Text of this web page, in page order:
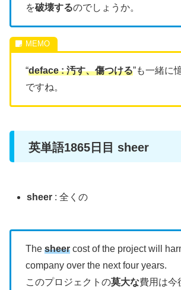
を破壊するのでしょうか。
“deface : 汚す、傷つける”も一緒に
ですね。
英単語1865日目 sheer
sheer : 全くの
The sheer cost of the project will
company over the next four years.
このプロジェクトの莫大な費用は今